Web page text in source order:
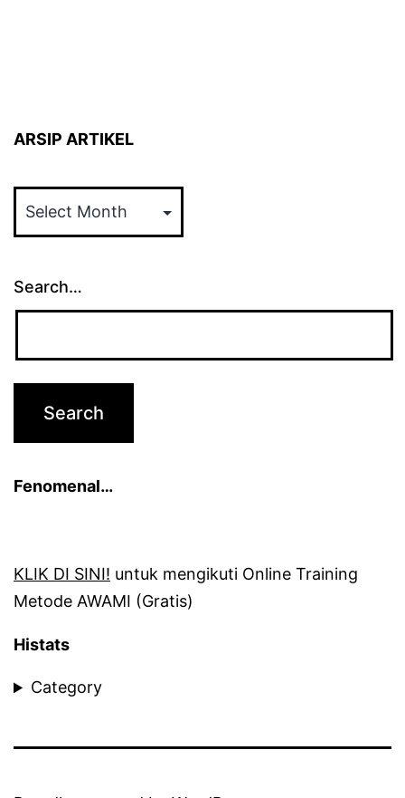
ARSIP ARTIKEL
ARTIKEL
Search…
Fenomenal…
KLIK DI SINI! untuk mengikuti Online Training
Metode AWAMI (Gratis)
Histats
Category